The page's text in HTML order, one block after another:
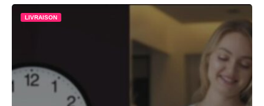
LIVRAISON